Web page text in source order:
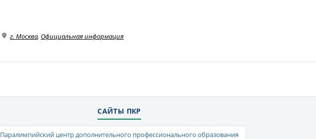
г. Москва, Официальная информация
САЙТЫ ПКР
Паралимпийский центр дополнительного профессионального образования